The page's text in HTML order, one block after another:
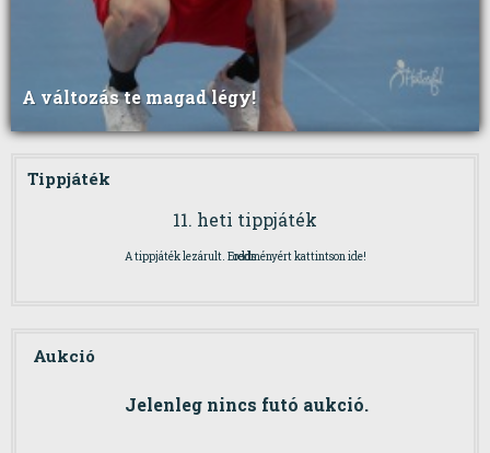
A változás te magad légy!
Tippjáték
odds
11. heti tippjáték
A tippjáték lezárult. Eredményért kattintson ide!
Aukció
Jelenleg nincs futó aukció.